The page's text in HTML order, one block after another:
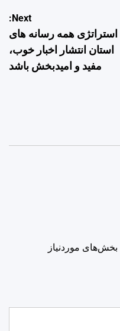
Next:
استراتژی همه رسانه های
استان انتشار اخبار خوب،
مفید و امیدبخش باشد
بخش‌های موردنیاز